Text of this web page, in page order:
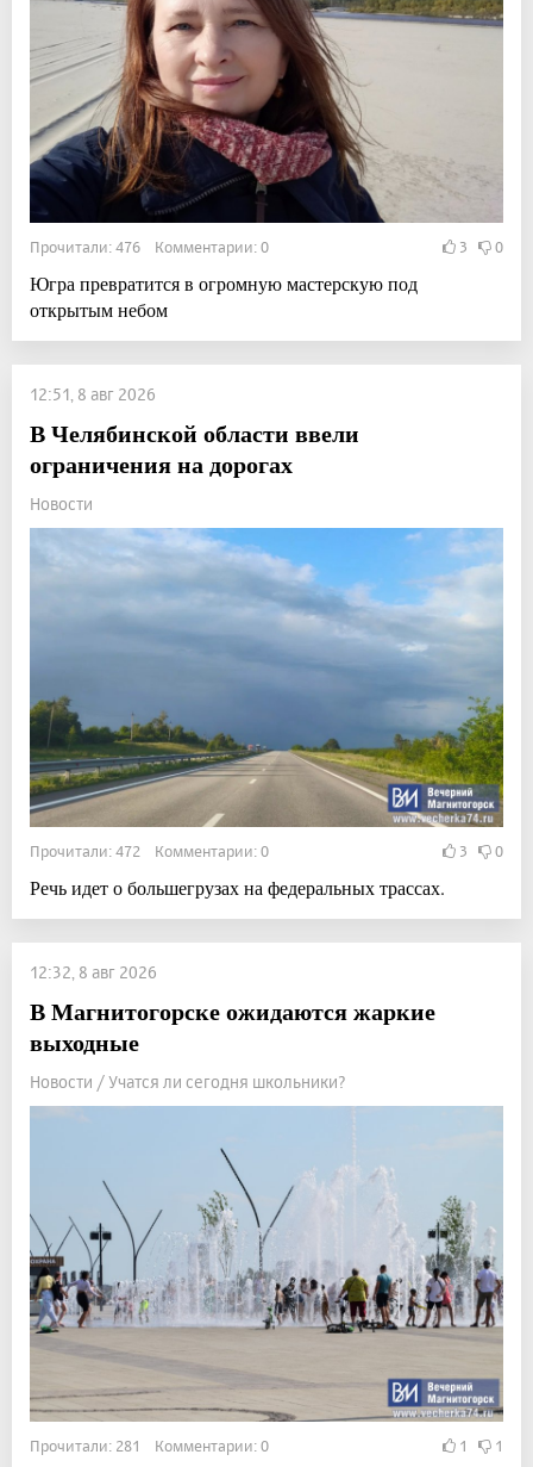
Прочитали: 476 Комментарии: 0 3 0
Югра превратится в огромную мастерскую под
открытым небом
12:51, 8 авг 2026
В Челябинской области ввели
ограничения на дорогах
Новости
Прочитали: 472 Комментарии: 0 3 0
Речь идет о большегрузах на федеральных трассах.
12:32, 8 авг 2026
В Магнитогорске ожидаются жаркие
выходные
Новости / Учатся ли сегодня школьники?
Прочитали: 281 Комментарии: 0 1 1